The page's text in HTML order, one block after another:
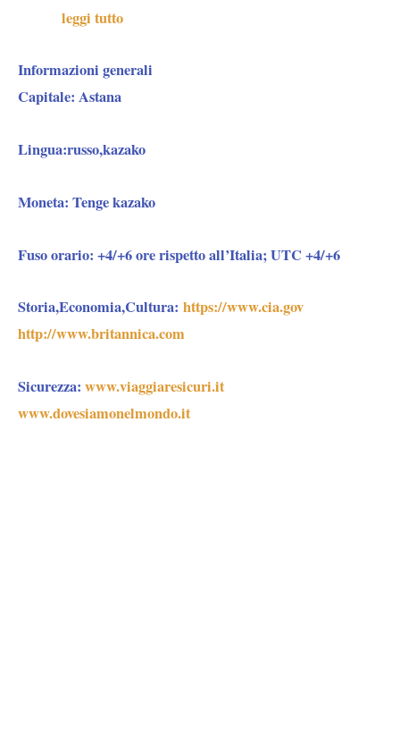
leggi tutto
Informazioni generali
Capitale: Astana
Lingua:russo,kazako
Moneta: Tenge kazako
Fuso orario: +4/+6 ore rispetto all’Italia; UTC +4/+6
Storia,Economia,Cultura: https://www.cia.gov
http://www.britannica.com
Sicurezza: www.viaggiaresicuri.it
www.dovesiamonelmondo.it